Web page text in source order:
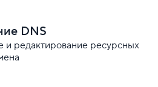
DNS
и редактирование ресурсных